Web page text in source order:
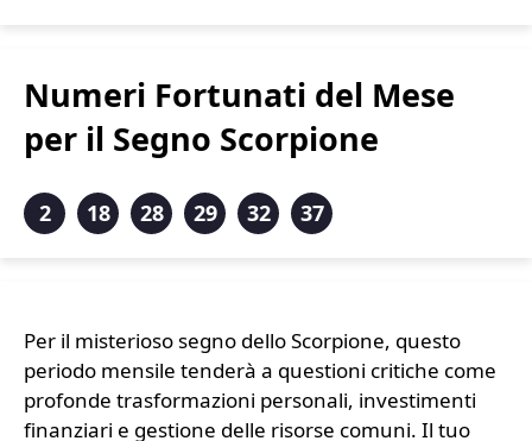
Numeri Fortunati del Mese
per il Segno Scorpione
2 18 28 29 32 37
Per il misterioso segno dello Scorpione, questo
periodo mensile tenderà a questioni critiche come
profonde trasformazioni personali, investimenti
finanziari e gestione delle risorse comuni. Il tuo